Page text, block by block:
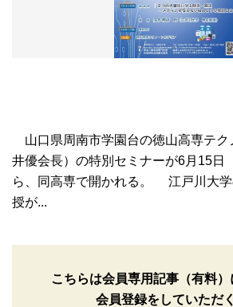
山口県周南市学園台の徳山高専テク
井優会長）の特別セミナーが6月15日
ら、同高専で開かれる。 江戸川大学
授が...
こちらは会員専用記事（有料）
会員登録をしていただく